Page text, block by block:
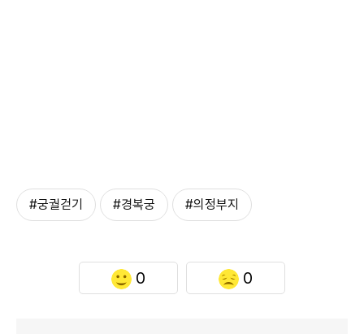
#궁궐걷기 #경복궁 #의정부지
0 0